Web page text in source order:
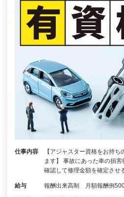
仕事内容
【アジャスター資格をお持
ます】 事故にあった車の損
確認して修理金額を確定させ
給与 報酬出来高制 月額報酬例